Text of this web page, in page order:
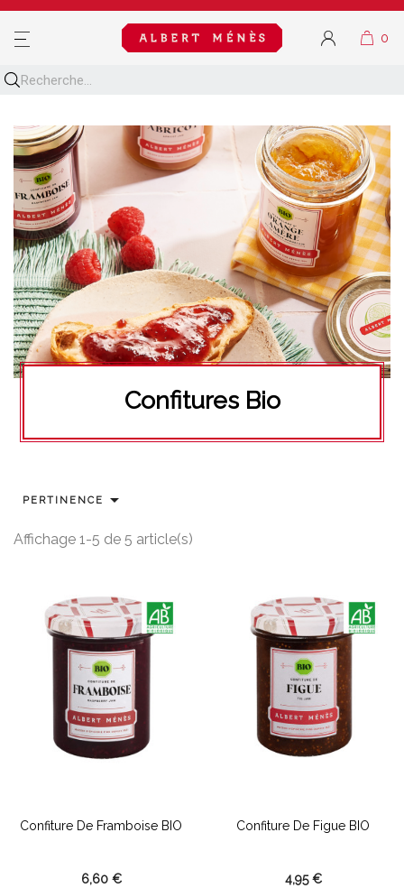
MENU
Confitures Bio
PERTINENCE 
Affichage 1-5 de 5 article(s)
Confiture De Framboise BIO
6,60 €
Confiture De Figue BIO
4,95 €